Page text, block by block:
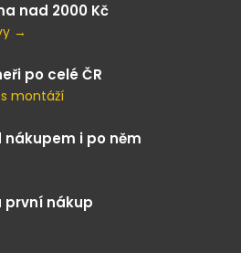
nad 2000 Kč
→
po celé ČR
montáží
i po něm
první nákup